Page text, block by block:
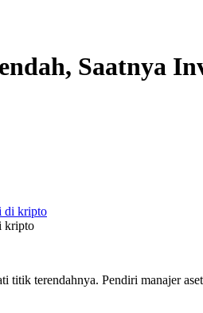
Saatnya
kripto
titik terendahnya. Pendiri manajer